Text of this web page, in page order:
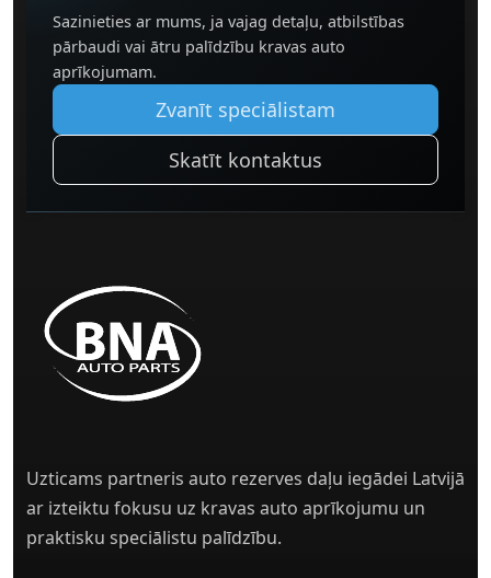
Sazinieties ar mums, ja vajag detaļu, atbilstības
pārbaudi vai ātru palīdzību kravas auto
aprīkojumam.
Zvanīt speciālistam
Skatīt kontaktus
Uzticams partneris auto rezerves daļu iegādei Latvijā
ar izteiktu fokusu uz kravas auto aprīkojumu un
praktisku speciālistu palīdzību.